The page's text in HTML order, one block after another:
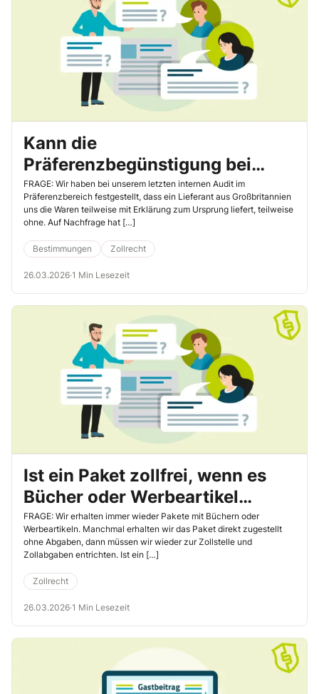
Kann die
Präferenzbegünstigung bei
Waren aus Großbritannien
nachträglich gewährt werden?
FRAGE: Wir haben bei unserem letzten internen Audit im
Präferenzbereich festgestellt, dass ein Lieferant aus Großbritannien
uns die Waren teilweise mit Erklärung zum Ursprung liefert, teilweise
ohne. Auf Nachfrage hat […]
Bestimmungen Zollrecht
26.03.2026·1 Min Lesezeit
Ist ein Paket zollfrei, wenn es
Bücher oder Werbeartikel
enthält?
FRAGE: Wir erhalten immer wieder Pakete mit Büchern oder
Werbeartikeln. Manchmal erhalten wir das Paket direkt zugestellt
ohne Abgaben, dann müssen wir wieder zur Zollstelle und
Zollabgaben entrichten. Ist ein […]
Zollrecht
26.03.2026·1 Min Lesezeit